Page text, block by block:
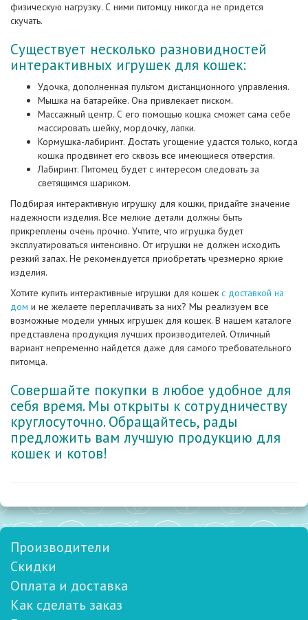
физическую нагрузку. С ними питомцу никогда не придется
скучать.
Существует несколько разновидностей
интерактивных игрушек для кошек:
Удочка, дополненная пультом дистанционного управления.
Мышка на батарейке. Она привлекает писком.
Массажный центр. С его помощью кошка сможет сама себе
массировать шейку, мордочку, лапки.
Кормушка-лабиринт. Достать угощение удастся только, когда
кошка продвинет его сквозь все имеющиеся отверстия.
Лабиринт. Питомец будет с интересом следовать за
светящимся шариком.
Подбирая интерактивную игрушку для кошки, придайте значение
надежности изделия. Все мелкие детали должны быть
прикреплены очень прочно. Учтите, что игрушка будет
эксплуатироваться интенсивно. От игрушки не должен исходить
резкий запах. Не рекомендуется приобретать чрезмерно яркие
изделия.
Хотите купить интерактивные игрушки для кошек с доставкой на
дом и не желаете переплачивать за них? Мы реализуем все
возможные модели умных игрушек для кошек. В нашем каталоге
представлена продукция лучших производителей. Отличный
вариант непременно найдется даже для самого требовательного
питомца.
Совершайте покупки в любое удобное для
себя время. Мы открыты к сотрудничеству
круглосуточно. Обращайтесь, рады
предложить вам лучшую продукцию для
кошек и котов!
Производители
Скидки
Оплата и доставка
Как сделать заказ